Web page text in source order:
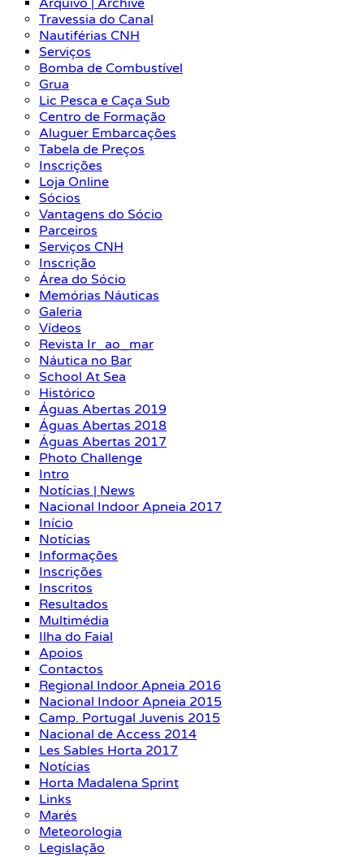
Arquivo | Archive
Travessia do Canal
Nautiférias CNH
Serviços
Bomba de Combustível
Grua
Lic Pesca e Caça Sub
Centro de Formação
Aluguer Embarcações
Tabela de Preços
Inscrições
Loja Online
Sócios
Vantagens do Sócio
Parceiros
Serviços CNH
Inscrição
Área do Sócio
Memórias Náuticas
Galeria
Vídeos
Revista Ir_ao_mar
Náutica no Bar
School At Sea
Histórico
Águas Abertas 2019
Águas Abertas 2018
Águas Abertas 2017
Photo Challenge
Intro
Notícias | News
Nacional Indoor Apneia 2017
Início
Notícias
Informações
Inscrições
Inscritos
Resultados
Multimédia
Ilha do Faial
Apoios
Contactos
Regional Indoor Apneia 2016
Nacional Indoor Apneia 2015
Camp. Portugal Juvenis 2015
Nacional de Access 2014
Les Sables Horta 2017
Notícias
Horta Madalena Sprint
Links
Marés
Meteorologia
Legislação